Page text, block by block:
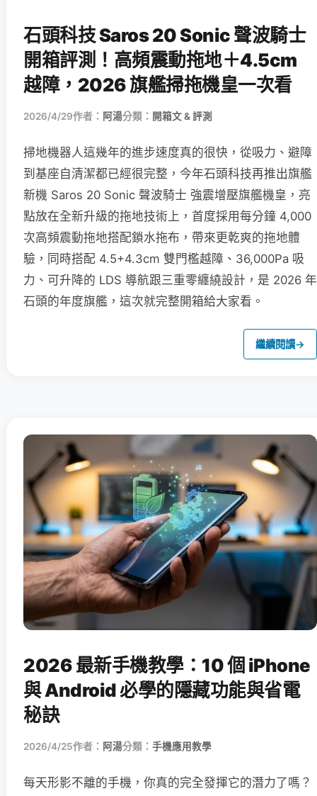
石頭科技 Saros 20 Sonic 聲波騎士
開箱評測！高頻震動拖地＋4.5cm
越障，2026 旗艦掃拖機皇一次看
2026/4/29作者： 阿湯分類： 開箱文 & 評測
掃地機器人這幾年的進步速度真的很快，從吸力、避障
到基座自清潔都已經很完整，今年石頭科技再推出旗艦
新機 Saros 20 Sonic 聲波騎士 強震增壓旗艦機皇，亮
點放在全新升級的拖地技術上，首度採用每分鐘 4,000
次高頻震動拖地搭配鎖水拖布，帶來更乾爽的拖地體
驗，同時搭配 4.5+4.3cm 雙門檻越障、36,000Pa 吸
力、可升降的 LDS 導航跟三重零纏繞設計，是 2026 年
石頭的年度旗艦，這次就完整開箱給大家看。
繼續閱讀→
2026 最新手機教學：10 個 iPhone
與 Android 必學的隱藏功能與省電
秘訣
2026/4/25作者： 阿湯分類： 手機應用教學
每天形影不離的手機，你真的完全發揮它的潛力了嗎？